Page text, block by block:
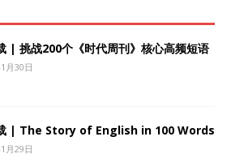
| 挑战200个《时代周刊》核心高频短语
月30日
| The Story of English in 100 Words
月29日